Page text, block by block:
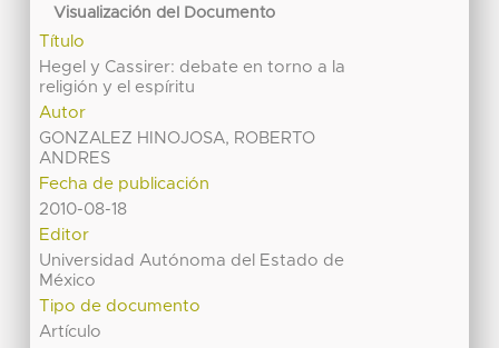
Visualización del Documento
Título
Hegel y Cassirer: debate en torno a la
religión y el espíritu
Autor
GONZALEZ HINOJOSA, ROBERTO
ANDRES
Fecha de publicación
2010-08-18
Editor
Universidad Autónoma del Estado de
México
Tipo de documento
Artículo